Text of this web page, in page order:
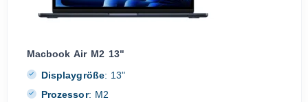
Macbook Air M2 13"
Displaygröße: 13"
Prozessor: M2